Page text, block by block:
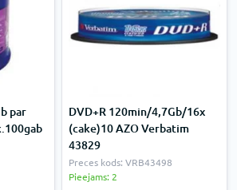
par
DVD+R 120min/4,7Gb/16x
(cake)10 AZO Verbatim
43829
Preces kods: VRB43498
Pieejams: 2